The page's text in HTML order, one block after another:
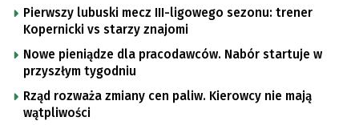
Pierwszy lubuski mecz III-ligowego sezonu: trener
Kopernicki vs starzy znajomi
Nowe pieniądze dla pracodawców. Nabór startuje w
przyszłym tygodniu
Rząd rozważa zmiany cen paliw. Kierowcy nie mają
wątpliwości